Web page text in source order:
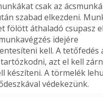
csak az
szabad elkezdeni.
fölött áthaladó csupasz
idejére
kell. A
azt el kell
készíteni. A törmelék
védekezünk.